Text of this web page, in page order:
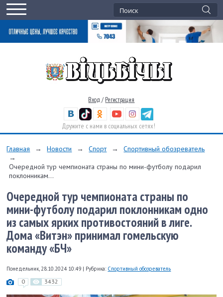
Вход / Регистрация
Дружите с нами в социальных сетях!
Главная → Новости → Спорт →
Спортивный обозреватель
→
Очередной тур чемпионата страны по мини-футболу подарил
поклонникам...
Очередной тур чемпионата страны по
мини-футболу подарил поклонникам одно
из самых ярких противостояний в лиге.
Дома «Витэн» принимал гомельскую
команду «БЧ»
Понедельник, 28.10.2024 10:49 | Рубрика: Спортивный обозреватель
0 3432